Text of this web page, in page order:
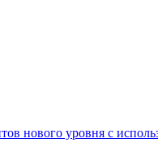
нового уровня с